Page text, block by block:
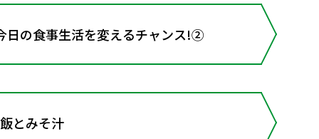
の食事生活を変えるチャンス!②
とみそ汁